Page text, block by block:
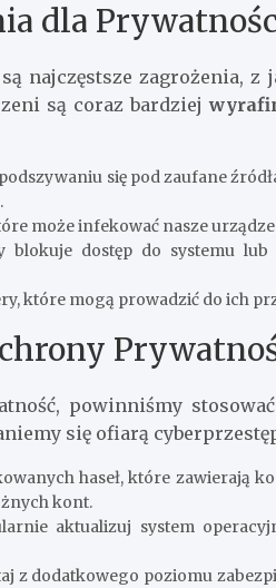
dla
najczęstsze zagrożenia,
są coraz bardziej
się pod zaufane
może infekować nasze
blokuje dostęp do systemu
które mogą prowadzić do ich
powinniśmy
się ofiarą
haseł, które zawierają
kont.
aktualizuj system
z dodatkowego poziomu